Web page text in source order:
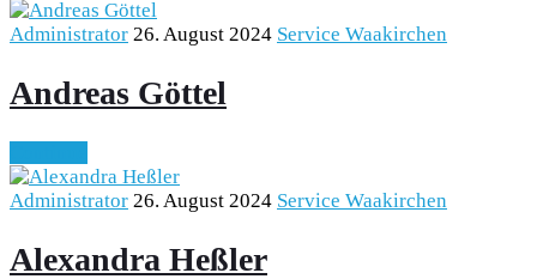
Administrator 26. August 2024 Service Waakirchen
Andreas Göttel
Administrator 26. August 2024 Service Waakirchen
Alexandra Heßler